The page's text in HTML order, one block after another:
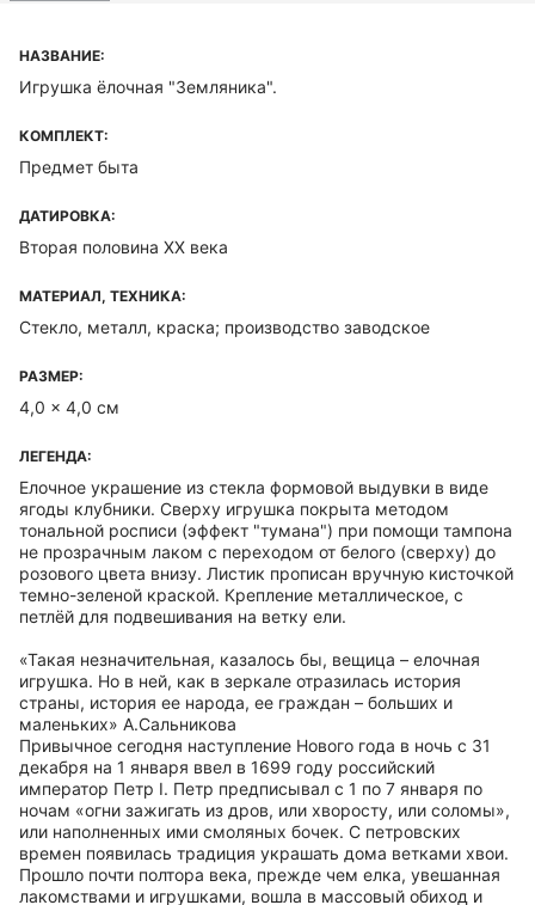
НАЗВАНИЕ:
Игрушка ёлочная "Земляника".
КОМПЛЕКТ:
Предмет быта
ДАТИРОВКА:
Вторая половина XX века
МАТЕРИАЛ, ТЕХНИКА:
Стекло, металл, краска; производство заводское
РАЗМЕР:
4,0 x 4,0 см
ЛЕГЕНДА:
Елочное украшение из стекла формовой выдувки в виде
ягоды клубники. Сверху игрушка покрыта методом
тональной росписи (эффект "тумана") при помощи тампона
не прозрачным лаком с переходом от белого (сверху) до
розового цвета внизу. Листик прописан вручную кисточкой
темно-зеленой краской. Крепление металлическое, с
петлёй для подвешивания на ветку ели.
«Такая незначительная, казалось бы, вещица – елочная
игрушка. Но в ней, как в зеркале отразилась история
страны, история ее народа, ее граждан – больших и
маленьких» А.Сальникова
Привычное сегодня наступление Нового года в ночь с 31
декабря на 1 января ввел в 1699 году российский
император Петр I. Петр предписывал с 1 по 7 января по
ночам «огни зажигать из дров, или хворосту, или соломы»,
или наполненных ими смоляных бочек. С петровских
времен появилась традиция украшать дома ветками хвои.
Прошло почти полтора века, прежде чем елка, увешанная
лакомствами и игрушками, вошла в массовый обиход и